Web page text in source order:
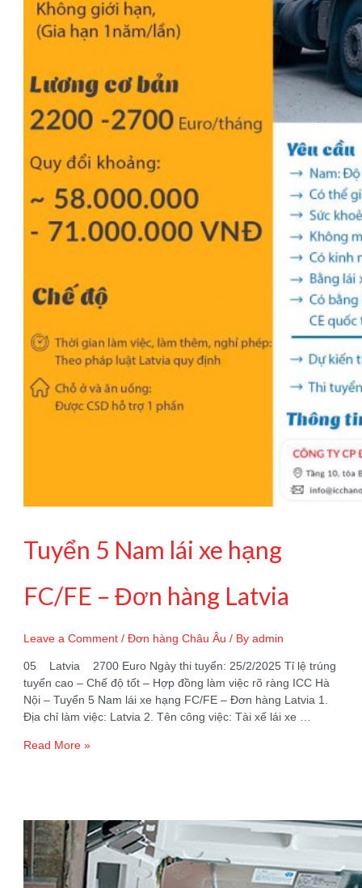
Tuyển 5 Nam lái xe hạng
FC/FE – Đơn hàng Latvia
Leave a Comment /Đơn hàng Châu Âu / Byadmin
05 Latvia 2700 Euro Ngày thi tuyển: 25/2/2025 Tỉ lệ trúng
tuyển cao – Chế độ tốt – Hợp đồng làm việc rõ ràng ICC Hà
Nội – Tuyển 5 Nam lái xe hạng FC/FE – Đơn hàng Latvia 1.
Địa chỉ làm việc: Latvia 2. Tên công việc: Tài xế lái xe …
Tuyển
hạng
FC/FE
–
Đơn
Read More »